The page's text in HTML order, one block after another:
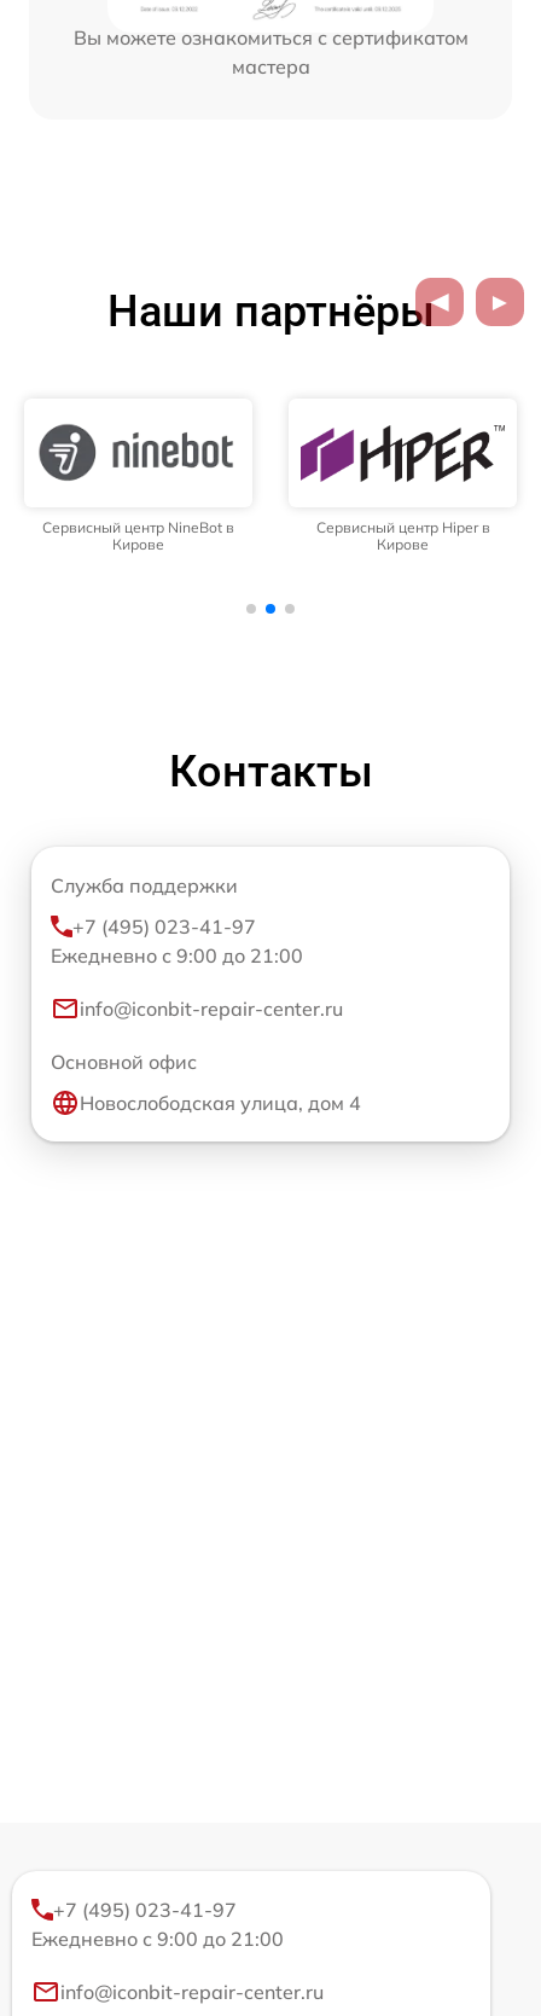
Вы можете ознакомиться с сертификатом
мастера
Наши партнёры
Сервисный центр NineBot в
Кирове
Сервисный центр Hiper в
Кирове
Контакты
Служба поддержки
+7 (495) 023-41-97
Ежедневно с 9:00 до 21:00
info@iconbit-repair-center.ru
Основной офис
Новослободская улица, дом 4
+7 (495) 023-41-97
Ежедневно с 9:00 до 21:00
info@iconbit-repair-center.ru